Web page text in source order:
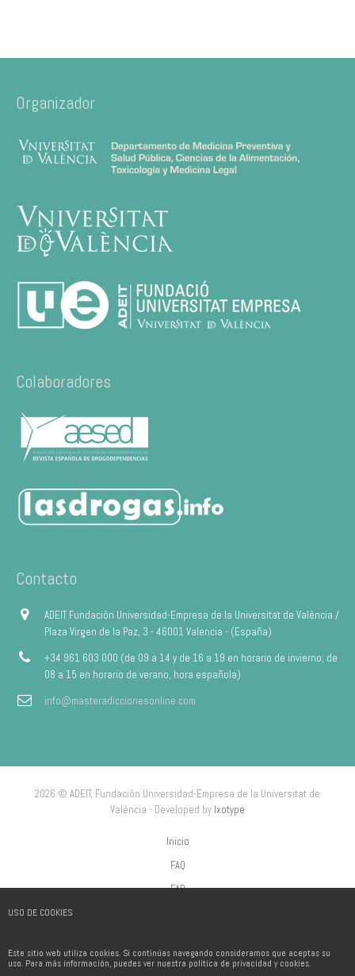
USO DE COOKIES
Este sitio web utiliza cookies. Si continúas navegando consideramos que aceptas su
uso. Para más información, puedes ver nuestra política de privacidad y cookies.
Organizador
Colaboradores
Contacto
ADEIT Fundación Universidad-Empresa de la Universitat de València /
Plaza Virgen de la Paz, 3 - 46001 Valencia - (España)
+34 961 603 000 (de 09 a 14 y de 16 a 19 en horario de invierno; de
08 a 15 en horario de verano, hora española)
info@masteradiccionesonline.com
2026 © ADEIT, Fundación Universidad-Empresa de la Universitat de
València - Developed by Ixotype
Inicio
FAQ
FAP
Política de Cookies